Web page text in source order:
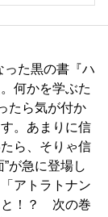
った黒の書『ハ
何かを学ぶた
たら気が付か
。あまりに信
ら、そりゃ信
が急に登場し
アトラトナン
と！？ 次の巻